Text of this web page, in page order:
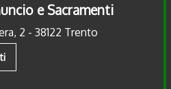
e Sacramenti
2 - 38122 Trento